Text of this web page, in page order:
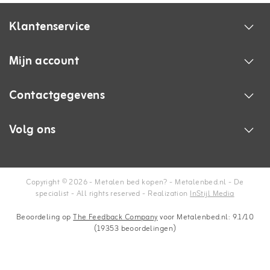
Klantenservice
Mijn account
Contactgegevens
Volg ons
Copyright © 2026 - Metalen bed kopen? - Metalenbed.nl - De
specialist - All rights reserved - RealizationInStijl Media
Beoordeling opThe Feedback Companyvoor Metalenbed.nl: 9.1/10
(19353 beoordelingen)